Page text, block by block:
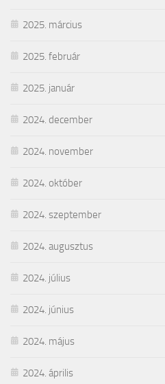
2025. március
2025. február
2025. január
2024. december
2024. november
2024. október
2024. szeptember
2024. augusztus
2024. július
2024. június
2024. május
2024. április